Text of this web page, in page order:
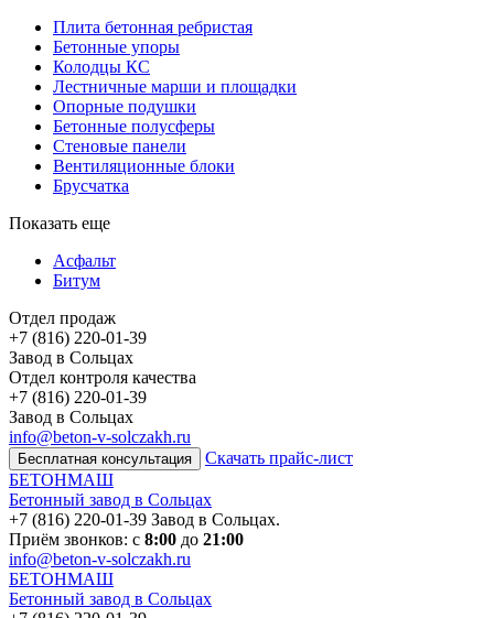
Плита бетонная ребристая
Бетонные упоры
Колодцы КС
Лестничные марши и площадки
Опорные подушки
Бетонные полусферы
Стеновые панели
Вентиляционные блоки
Брусчатка
Показать еще
Асфальт
Битум
Отдел продаж
Завод в Сольцах
Отдел контроля качества
Завод в Сольцах
info@beton-v-solczakh.ru
Бесплатная консультация
Скачать прайс-лист
БЕТОНМАШ
Бетонный завод в Сольцах
Завод в Сольцах.
Приём звонков: с 8:00 до 21:00
info@beton-v-solczakh.ru
БЕТОНМАШ
Бетонный завод в Сольцах